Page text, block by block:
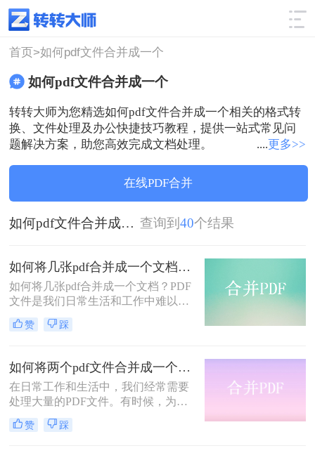
使用技巧 筛选
首页>如何pdf文件合并成一个
如何pdf文件合并成一个
转转大师为您精选如何pdf文件合并成一个相关的格式转
换、文件处理及办公快捷技巧教程，提供一站式常见问
题解决方案，助您高效完成文档处理。
....更多>>
在线PDF合并
如何pdf文件合并成一个 查询到 40个结果
如何将几张pdf合并成一个文档？在线合并pdf教程来啦！
如何将几张pdf合并成一个文档？PDF
文件是我们日常生活和工作中难以避
免的一部分。我们可以通过使用PDF
文件来保存和共享文档、图片、电子
些情况下，我们可能需要将多个PDF
文件合并成一个单独的文件。这种情
况下，合并PDF文件就变得尤为重要
了。那么如何将几张pdf合并成一个文
档呢？下面这个在线合并教程，希望
可以帮助到大家。
赞 踩
如何将两个pdf文件合并成一个？这两个方法快速解决，简单方便！
在日常工作和生活中，我们经常需要
处理大量的PDF文件。有时候，为了
方便阅读或编辑，我们需要将这些文
件合并成一个。虽然手动复制和粘贴
赞 踩